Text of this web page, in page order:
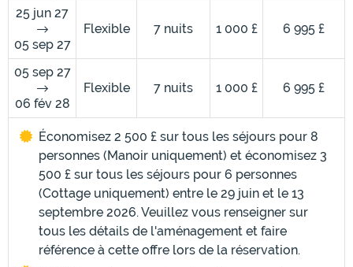
25 jun 27
05 sep 27
Flexible 7 nuits 1 000 £ 6 995 £
05 sep 27
06 fév 28
Flexible 7 nuits 1 000 £ 6 995 £
Économisez 2 500 £ sur tous les séjours pour 8
personnes (Manoir uniquement) et économisez 3
500 £ sur tous les séjours pour 6 personnes
(Cottage uniquement) entre le 29 juin et le 13
septembre 2026. Veuillez vous renseigner sur
tous les détails de l'aménagement et faire
référence à cette offre lors de la réservation.